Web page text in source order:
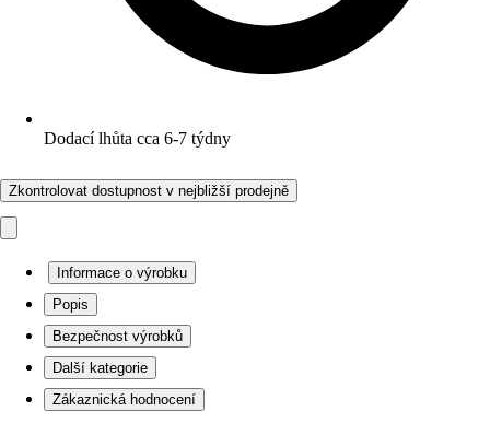
Dodací lhůta cca 6-7 týdny
Zkontrolovat dostupnost v nejbližší prodejně
Informace o výrobku
Popis
Bezpečnost výrobků
Další kategorie
Zákaznická hodnocení